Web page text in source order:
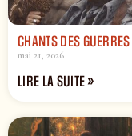
CHANTS DES
mai 21, 2026
LIRE LA SUITE »